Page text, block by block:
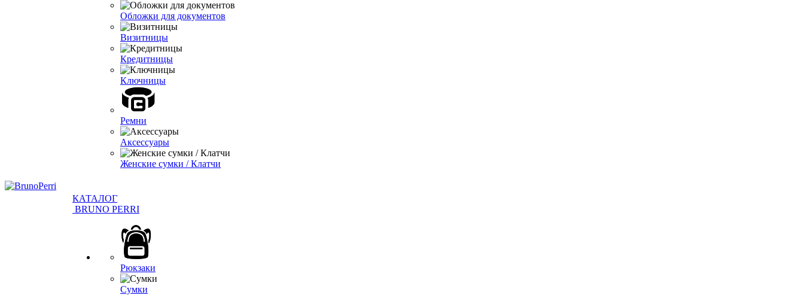
Обложки для документов
Визитницы
Кредитницы
Ключницы
Ремни
Аксессуары
Женские сумки / Клатчи
КАТАЛОГ
BRUNO PERRI
Рюкзаки
Сумки